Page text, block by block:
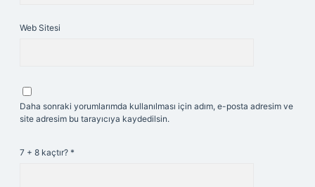
Web Sitesi
Daha sonraki yorumlarımda kullanılması için adım, e-posta adresim ve
site adresim bu tarayıcıya kaydedilsin.
7 + 8 kaçtır? *